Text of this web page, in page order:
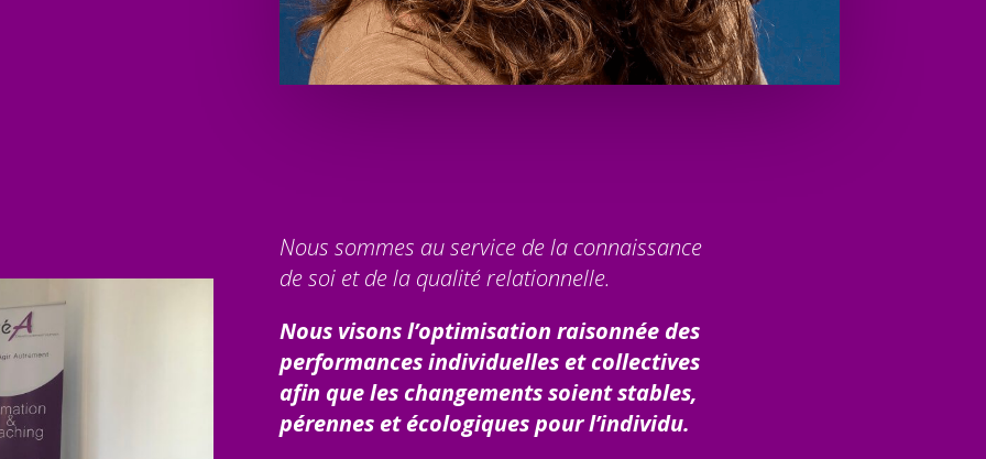
Nous sommes au service de la connaissance
de soi et de la qualité relationnelle.
Nous visons l’optimisation raisonnée des
performances individuelles et collectives
afin que les changements soient stables,
pérennes et écologiques pour l’individu.